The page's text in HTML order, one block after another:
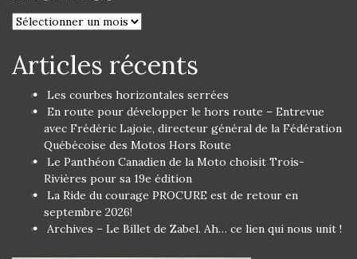
Articles récents
Les courbes horizontales serrées
En route pour développer le hors route – Entrevue
avec Frédéric Lajoie, directeur général de la Fédération
Québécoise des Motos Hors Route
Le Panthéon Canadien de la Moto choisit Trois-
Rivières pour sa 19e édition
La Ride du courage PROCURE est de retour en
septembre 2026!
Archives – Le Billet de Zabel. Ah… ce lien qui nous unit !